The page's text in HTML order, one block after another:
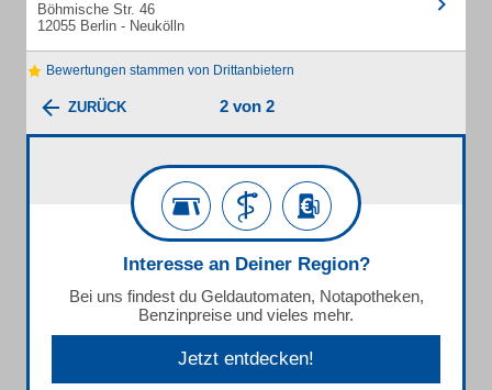
Böhmische Str. 46
12055 Berlin - Neukölln
Bewertungen stammen von Drittanbietern
ZURÜCK 2 von 2
Interesse an Deiner Region?
Bei uns findest du Geldautomaten, Notapotheken,
Benzinpreise und vieles mehr.
Jetzt entdecken!